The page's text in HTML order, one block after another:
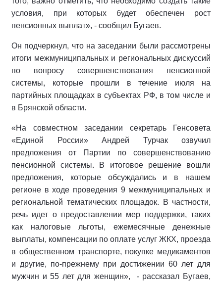
условия, при которых будет обеспечен рост
пенсионных выплат», - сообщил Бугаев.
Он подчеркнул, что на заседании были рассмотрены
итоги межмуниципальных и региональных дискуссий
по вопросу совершенствования пенсионной
системы, которые прошли в течение июля на
партийных площадках в субъектах РФ, в том числе и
в Брянской области.
«На совместном заседании секретарь Генсовета
«Единой России» Андрей Турчак озвучил
предложения от Партии по совершенствованию
пенсионной системы. В итоговое решение вошли
предложения, которые обсуждались и в нашем
регионе в ходе проведения 9 межмуниципальных и
региональной тематических площадок. В частности,
речь идет о предоставлении мер поддержки, таких
как налоговые льготы, ежемесячные денежные
выплаты, компенсации по оплате услуг ЖКХ, проезда
в общественном транспорте, покупке медикаментов
и другие, по-прежнему при достижении 60 лет для
мужчин и 55 лет для женщин», - рассказал Бугаев,